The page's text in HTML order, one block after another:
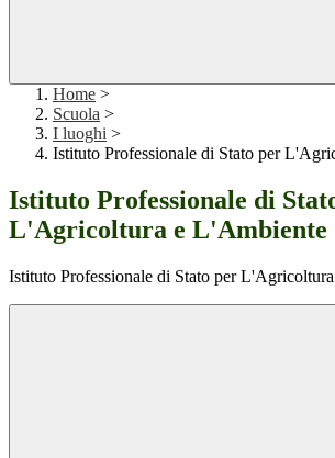
Home >
Scuola >
I luoghi >
Istituto Professionale di Stato per
Istituto Professionale di
L'Agricoltura e L'Ambiente
Istituto Professionale di Stato per